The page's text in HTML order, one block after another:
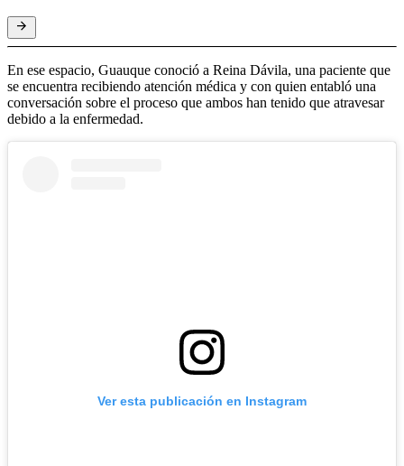
En ese espacio, Guauque conoció a Reina Dávila, una paciente que
se encuentra recibiendo atención médica y con quien entabló una
conversación sobre el proceso que ambos han tenido que atravesar
debido a la enfermedad.
Ver esta publicación en Instagram